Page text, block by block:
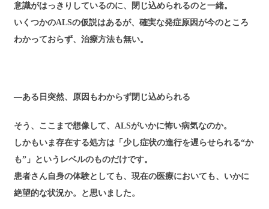
意識がはっきりしているのに、閉じ込められるのと一緒。
いくつかのALSの仮説はあるが、確実な発症原因が今のところ
わかっておらず、治療方法も無い。
―ある日突然、原因もわからず閉じ込められる
そう、ここまで想像して、ALSがいかに怖い病気なのか。
しかもいま存在する処方は「少し症状の進行を遅らせられる“か
も”」というレベルのものだけです。
患者さん自身の体験としても、現在の医療においても、いかに
絶望的な状況か。と思いました。